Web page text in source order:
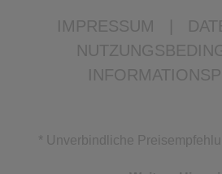
IMPRESSUM
* Unverbindliche